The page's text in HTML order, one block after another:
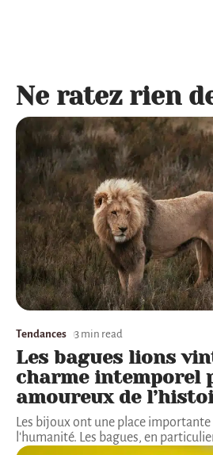
Ne ratez rien
Tendances 3 min read
Les bagues lions
charme intemporel
amoureux de
Les bijoux ont une place
l'humanité. Les bagues, en